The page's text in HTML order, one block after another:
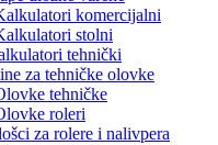
komercijalni
stolni
tehnički
za tehničke olovke
tehničke
roleri
za rolere i nalivpera